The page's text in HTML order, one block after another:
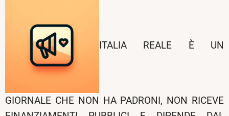
ITALIA REALE È UN
GIORNALE CHE NON HA PADRONI, NON RICEVE